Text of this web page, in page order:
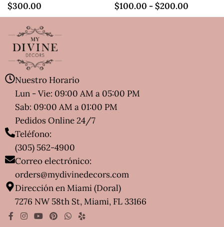
$300.00 $100.00 - $200.00
Nuestro Horario
Lun - Vie: 09:00 AM a 05:00 PM
Sab: 09:00 AM a 01:00 PM
Pedidos Online 24/7
Teléfono:
(305) 562-4900
Correo electrónico:
orders@mydivinedecors.com
Dirección en Miami (Doral)
7276 NW 58th St, Miami, FL 33166